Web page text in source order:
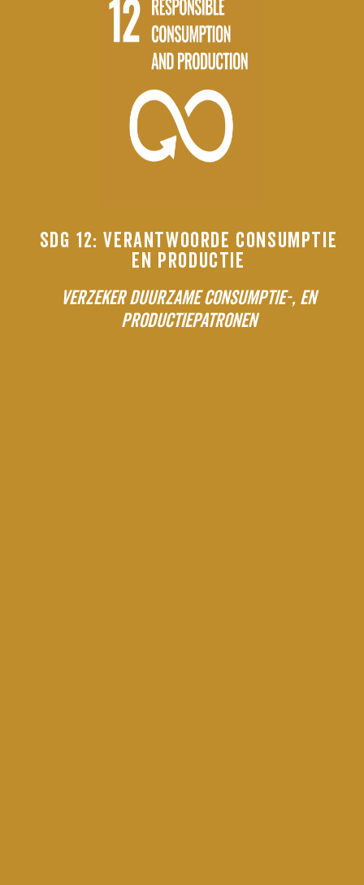
SDG 12: VERANTWOORDE CONSUMPTIE
EN PRODUCTIE
VERZEKER DUURZAME CONSUMPTIE-, EN
PRODUCTIEPATRONEN